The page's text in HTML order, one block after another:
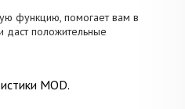
функцию, помогает вам в
положительные
MOD.